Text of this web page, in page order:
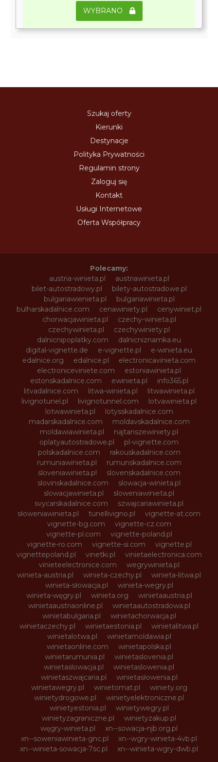
WYBRANO
Szukaj oferty
Kierunki
Destynacje
Polityka Prywatności
Regulamin strony
Zaloguj się
Kontakt
Usługi Internetowe
Oferta Współpracy
Polecamy:
austria-winieta.pl
austriawinieta.pl
bilet-autostradowy.pl
bilety-autostradowe.pl
bulgariawienieta.pl
bulgariawinieta.pl
bulharskadalnice.com
cenawiniety.pl
cenywiniet.pl
chorwacjawinieta.pl
czechy-winieta.pl
czechywinieta.pl
czechywiniety.pl
dalnicnipoplatky.com
dalnicniznamka.eu
digital-vignette.de
e-vignette.pl
e-winieta.eu
edalnice.org
edalnice.pl
electronicavinieta.com
electroniceviniete.com
estoniawinieta.pl
estonskadalnice.com
ewinieta.pl
info365.pl
litvadalnice.com
litwa-winieta.pl
litwawinieta.pl
livignotunel.pl
livignotunnel.com
lotvawinieta.pl
lotwawinieta.pl
lotysskadalnice.com
madarskadalnice.com
moldavskadalnice.com
moldawiawinieta.pl
najtanszewiniety.pl
oplatyautostradowe.pl
pl-vignette.com
polskadalnice.com
rakouskadalnice.com
rumuniawinieta.pl
rumunskadalnice.com
sloveniawinieta.pl
slovenskadalnice.com
slovinskadalnice.com
slowacja-winieta.pl
slowacjawinieta.pl
sloweniawinieta.pl
svycarskadalnice.com
szwajcariawinieta.pl
słoweniawinieta.pl
tunellivigno.pl
vignette-at.com
vignette-bg.com
vignette-cz.com
vignette-pl.com
vignette-poland.pl
vignette-ro.com
vignette-si.com
vignette.pl
vignettepoland.pl
vinetki.pl
vinietaelectronica.com
vinieteelectronice.com
wegrywinieta.pl
winieta-austria.pl
winieta-czechy.pl
winieta-litwa.pl
winieta-słowacja.pl
winieta-wegry.pl
winieta-węgry.pl
winieta.org
winietaaustria.pl
winietaaustriaonline.pl
winietaautostradowa.pl
winietabulgaria.pl
winietachorwacja.pl
winietaczechy.pl
winietaestonia.pl
winietalitwa.pl
winietalotwa.pl
winietamoldawia.pl
winietaonline.com
winietapolska.pl
winietarumunia.pl
winietaslovenia.pl
winietaslowacja.pl
winietaslowenia.pl
winietaszwajcaria.pl
winietasłowenia.pl
winietawegry.pl
winietomat.pl
winiety.org
winietydrogowe.pl
winietyelektroniczne.pl
winietyestonia.pl
winietywegry.pl
winietyzagraniczne.pl
winietyzakup.pl
węgry-winieta.pl
xn--sowacja-njb.org.pl
xn--soweniawinieta-gnc.pl
xn--wgry-winieta-4vb.pl
xn--winieta-sowacja-7sc.pl
xn--winieta-wgry-dwb.pl